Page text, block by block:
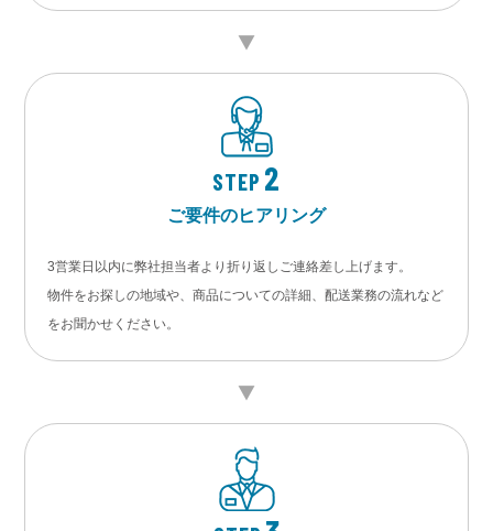
STEP 2
ご要件のヒアリング
3営業日以内に弊社担当者より折り返しご連絡差し上げます。
物件をお探しの地域や、商品についての詳細、配送業務の流れなど
をお聞かせください。